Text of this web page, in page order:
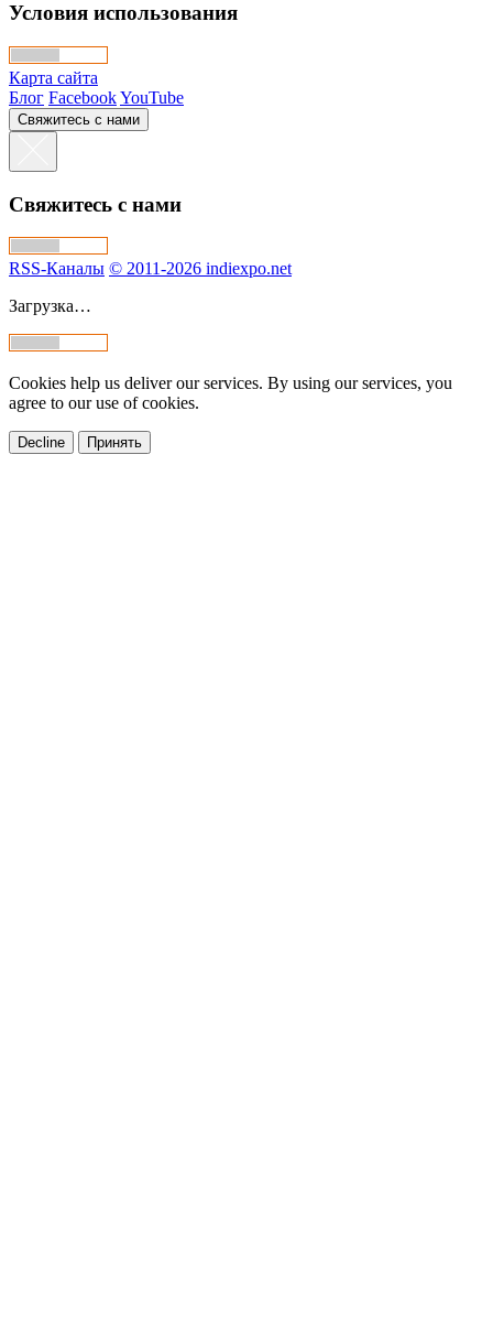
Условия использования
Карта сайта
Блог FacebookYouTube
Свяжитесь с нами
Свяжитесь с нами
RSS-Каналы © 2011-2026 indiexpo.net
Загрузка…
Cookies help us deliver our services. By using our services, you
agree to our use of cookies.
Decline Принять